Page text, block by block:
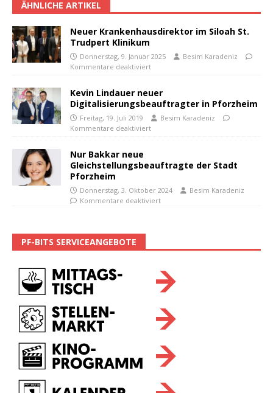
ÄHNLICHE ARTIKEL
Neuer Krankenhausdirektor im Siloah St.
Trudpert Klinikum
Donnerstag, 9. Januar 2025
Besim Karadeniz
Kommentare deaktiviert
Kevin Lindauer neuer
Digitalisierungsbeauftragter in Pforzheim
Freitag, 19. Juli 2019
Besim Karadeniz
Kommentare deaktiviert
Nur Bakkar neue
Gleichstellungsbeauftragte der Stadt
Pforzheim
Donnerstag, 3. Oktober 2024
Besim Karadeniz
Kommentare deaktiviert
PF-BITS SERVICEANGEBOTE